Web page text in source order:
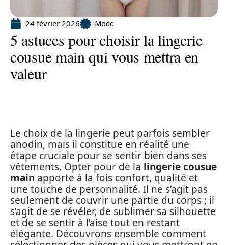
24 février 2026 Mode
5 astuces pour choisir la lingerie
cousue main qui vous mettra en
valeur
Le choix de la lingerie peut parfois sembler
anodin, mais il constitue en réalité une
étape cruciale pour se sentir bien dans ses
vêtements. Opter pour de la lingerie cousue
main apporte à la fois confort, qualité et
une touche de personnalité. Il ne s’agit pas
seulement de couvrir une partie du corps ; il
s’agit de se révéler, de sublimer sa silhouette
et de se sentir à l’aise tout en restant
élégante. Découvrons ensemble comment